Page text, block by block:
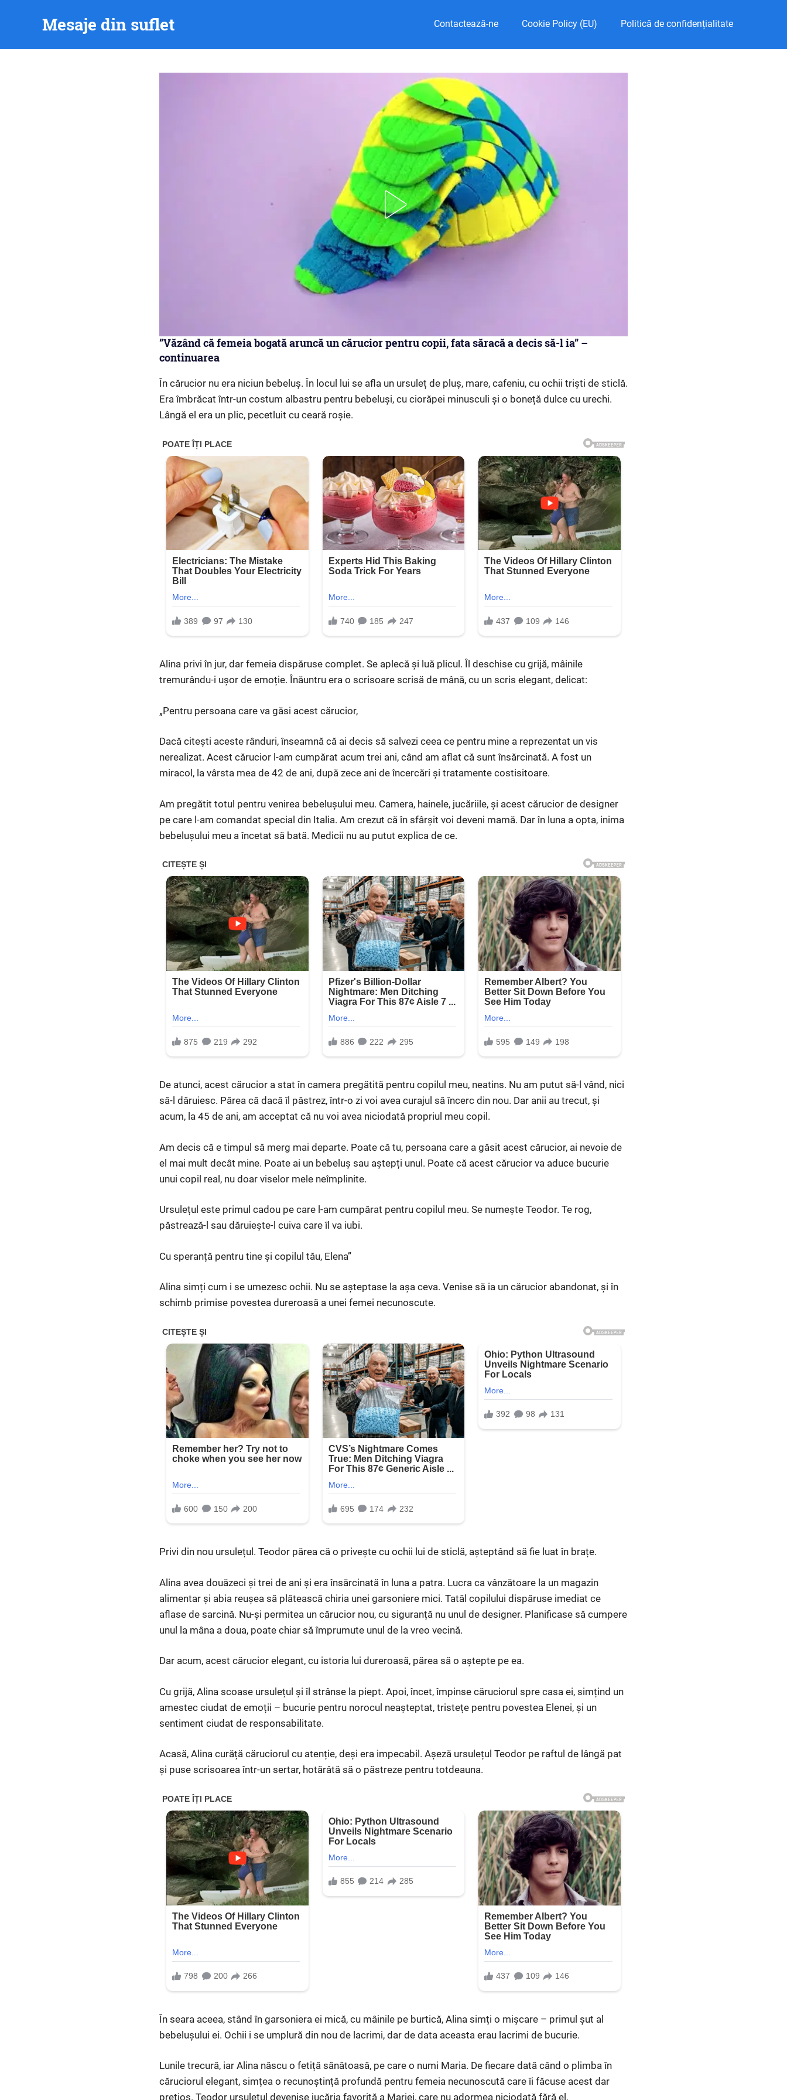
Mesaje din suflet Contactează-ne Cookie Policy (EU) Politică de confidențialitate
”Văzând că femeia bogată aruncă un cărucior pentru copii, fata săracă a decis să-l ia” –
continuarea
În cărucior nu era niciun bebeluș. În locul lui se afla un ursuleț de pluș, mare, cafeniu, cu ochii triști de sticlă.
Era îmbrăcat într-un costum albastru pentru bebeluși, cu ciorăpei minusculi și o boneță dulce cu urechi.
Lângă el era un plic, pecetluit cu ceară roșie.
Alina privi în jur, dar femeia dispăruse complet. Se aplecă și luă plicul. Îl deschise cu grijă, mâinile
tremurându-i ușor de emoție. Înăuntru era o scrisoare scrisă de mână, cu un scris elegant, delicat:
„Pentru persoana care va găsi acest cărucior,
Dacă citești aceste rânduri, înseamnă că ai decis să salvezi ceea ce pentru mine a reprezentat un vis
nerealizat. Acest cărucior l-am cumpărat acum trei ani, când am aflat că sunt însărcinată. A fost un
miracol, la vârsta mea de 42 de ani, după zece ani de încercări și tratamente costisitoare.
Am pregătit totul pentru venirea bebelușului meu. Camera, hainele, jucăriile, și acest cărucior de designer
pe care l-am comandat special din Italia. Am crezut că în sfârșit voi deveni mamă. Dar în luna a opta, inima
bebelușului meu a încetat să bată. Medicii nu au putut explica de ce.
De atunci, acest cărucior a stat în camera pregătită pentru copilul meu, neatins. Nu am putut să-l vând, nici
să-l dăruiesc. Părea că dacă îl păstrez, într-o zi voi avea curajul să încerc din nou. Dar anii au trecut, și
acum, la 45 de ani, am acceptat că nu voi avea niciodată propriul meu copil.
Am decis că e timpul să merg mai departe. Poate că tu, persoana care a găsit acest cărucior, ai nevoie de
el mai mult decât mine. Poate ai un bebeluș sau aștepți unul. Poate că acest cărucior va aduce bucurie
unui copil real, nu doar viselor mele neîmplinite.
Ursulețul este primul cadou pe care l-am cumpărat pentru copilul meu. Se numește Teodor. Te rog,
păstrează-l sau dăruiește-l cuiva care îl va iubi.
Cu speranță pentru tine și copilul tău, Elena”
Alina simți cum i se umezesc ochii. Nu se așteptase la așa ceva. Venise să ia un cărucior abandonat, și în
schimb primise povestea dureroasă a unei femei necunoscute.
Privi din nou ursulețul. Teodor părea că o privește cu ochii lui de sticlă, așteptând să fie luat în brațe.
Alina avea douăzeci și trei de ani și era însărcinată în luna a patra. Lucra ca vânzătoare la un magazin
alimentar și abia reușea să plătească chiria unei garsoniere mici. Tatăl copilului dispăruse imediat ce
aflase de sarcină. Nu-și permitea un cărucior nou, cu siguranță nu unul de designer. Planificase să cumpere
unul la mâna a doua, poate chiar să împrumute unul de la vreo vecină.
Dar acum, acest cărucior elegant, cu istoria lui dureroasă, părea să o aștepte pe ea.
Cu grijă, Alina scoase ursulețul și îl strânse la piept. Apoi, încet, împinse căruciorul spre casa ei, simțind un
amestec ciudat de emoții – bucurie pentru norocul neașteptat, tristețe pentru povestea Elenei, și un
sentiment ciudat de responsabilitate.
Acasă, Alina curăță căruciorul cu atenție, deși era impecabil. Așeză ursulețul Teodor pe raftul de lângă pat
și puse scrisoarea într-un sertar, hotărâtă să o păstreze pentru totdeauna.
În seara aceea, stând în garsoniera ei mică, cu mâinile pe burtică, Alina simți o mișcare – primul șut al
bebelușului ei. Ochii i se umplură din nou de lacrimi, dar de data aceasta erau lacrimi de bucurie.
Lunile trecură, iar Alina născu o fetiță sănătoasă, pe care o numi Maria. De fiecare dată când o plimba în
căruciorul elegant, simțea o recunoștință profundă pentru femeia necunoscută care îi făcuse acest dar
prețios. Teodor ursulețul devenise jucăria favorită a Mariei, care nu adormea niciodată fără el.